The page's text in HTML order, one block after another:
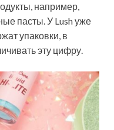
например,
пасты. У Lush уже
упаковки, в
эту цифру.